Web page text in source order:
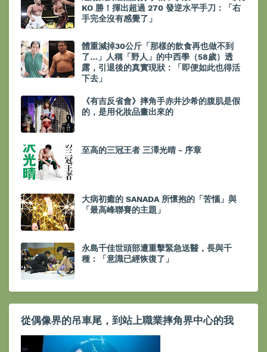
KO 勝！揮出超過 270 發逆水平手刀：「右
手完全沒有感覺了」
體重減掉30公斤「那樣的飲食再也做不到
了…」人稱「野人」的中西學（58歲）透
露，引退後的真實現狀：「即便如此也得活
下去」
《有吉反省會》摔角手赤井沙希的腹肌是假
的，是用化妝品畫出來的
至高的三冠王者 三澤光晴 - 序章
大病初癒的 SANADA 所懷抱的「苦惱」與
「最高峰聯賽的主題」
永島千佳世頭部遭重擊緊急送醫，長與千
種：「意識已經恢復了」
從偶像界的吊車尾，到站上職業摔角界中心的我